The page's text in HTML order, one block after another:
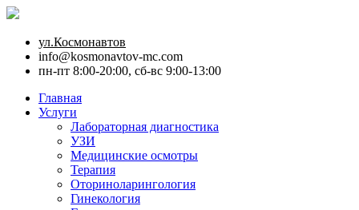
ул.Космонавтов
info@kosmonavtov-mc.com
пн-пт 8:00-20:00, сб-вс 9:00-13:00
Главная
Услуги
Лабораторная диагностика
УЗИ
Медицинские осмотры
Терапия
Оториноларингология
Гинекология